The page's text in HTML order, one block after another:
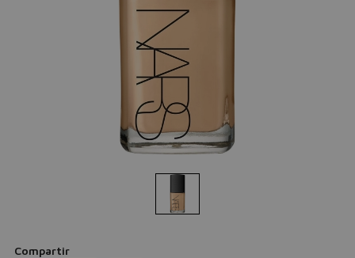
Compartir